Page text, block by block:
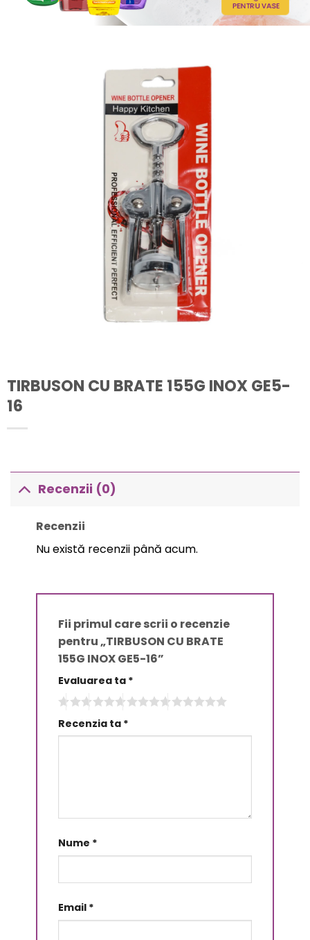
TIRBUSON CU BRATE 155G INOX GE5-
16
Recenzii (0)
Recenzii
Nu există recenzii până acum.
Fii primul care scrii o recenzie
pentru „TIRBUSON CU BRATE
155G INOX GE5-16”
Evaluarea ta *
Recenzia ta *
Nume *
Email *